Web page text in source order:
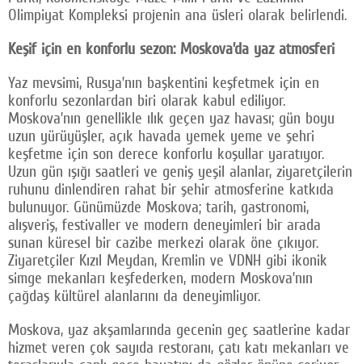
Olimpiyat Kompleksi projenin ana üsleri olarak belirlendi.
Keşif için en konforlu sezon: Moskova’da yaz atmosferi
Yaz mevsimi, Rusya’nın başkentini keşfetmek için en
konforlu sezonlardan biri olarak kabul ediliyor.
Moskova’nın genellikle ılık geçen yaz havası; gün boyu
uzun yürüyüşler, açık havada yemek yeme ve şehri
keşfetme için son derece konforlu koşullar yaratıyor.
Uzun gün ışığı saatleri ve geniş yeşil alanlar, ziyaretçilerin
ruhunu dinlendiren rahat bir şehir atmosferine katkıda
bulunuyor. Günümüzde Moskova; tarih, gastronomi,
alışveriş, festivaller ve modern deneyimleri bir arada
sunan küresel bir cazibe merkezi olarak öne çıkıyor.
Ziyaretçiler Kızıl Meydan, Kremlin ve VDNH gibi ikonik
simge mekanları keşfederken, modern Moskova’nın
çağdaş kültürel alanlarını da deneyimliyor.
Moskova, yaz akşamlarında gecenin geç saatlerine kadar
hizmet veren çok sayıda restoranı, çatı katı mekanları ve